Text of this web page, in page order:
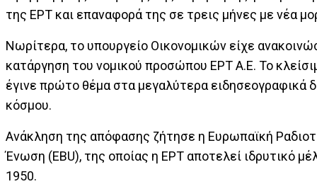
της ΕΡΤ και επαναφορά της σε τρεις μήνες με νέα
Νωρίτερα, το υπουργείο Οικονομικών είχε
κατάργηση του νομικού προσώπου ΕΡΤ Α.Ε. Το
έγινε πρώτο θέμα στα μεγαλύτερα ειδησεογραφικά
κόσμου.
Ανάκληση της απόφασης ζήτησε η Ευρωπαϊκή
Ένωση (ΕBU), της οποίας η ΕΡΤ αποτελεί ιδρυτικό
1950.